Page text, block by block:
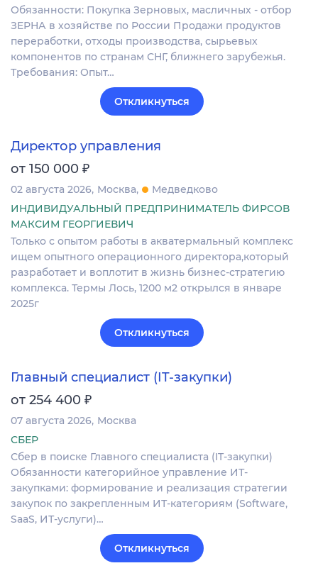
Обязанности: Покупка Зерновых, масличных - отбор
ЗЕРНА в хозяйстве по России Продажи продуктов
переработки, отходы производства, сырьевых
компонентов по странам СНГ, ближнего зарубежья.
Требования: Опыт…
Откликнуться
Директор управления
от 150 000 ₽
02 августа 2026 Москва
Медведково
ИНДИВИДУАЛЬНЫЙ ПРЕДПРИНИМАТЕЛЬ ФИРСОВ
МАКСИМ ГЕОРГИЕВИЧ
Только с опытом работы в акватермальный комплекс
ищем опытного операционного директора,который
разработает и воплотит в жизнь бизнес-стратегию
комплекса. Термы Лось, 1200 м2 открылся в январе
2025г
Откликнуться
Главный специалист (IT-закупки)
от 254 400 ₽
07 августа 2026 Москва
СБЕР
Сбер в поиске Главного специалиста (IT-закупки)
Обязанности категорийное управление ИТ-
закупками: формирование и реализация стратегии
закупок по закрепленным ИТ-категориям (Software,
SaaS, ИТ-услуги)…
Откликнуться